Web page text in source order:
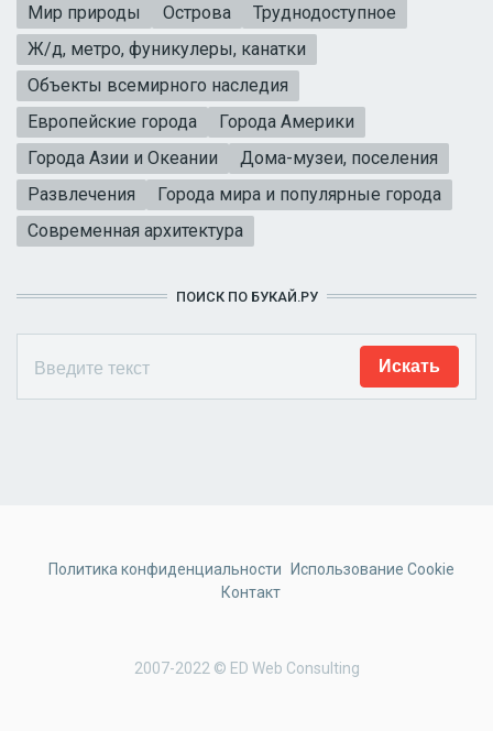
Мир природы
Острова
Труднодоступное
Ж/д, метро, фуникулеры, канатки
Объекты всемирного наследия
Европейские города
Города Америки
Города Азии и Океании
Дома-музеи, поселения
Развлечения
Города мира и популярные города
Современная архитектура
ПОИСК ПО БУКАЙ.РУ
2007-2022 © ED Web Consulting
Политика конфиденциальности
Использование Cookie
Контакт